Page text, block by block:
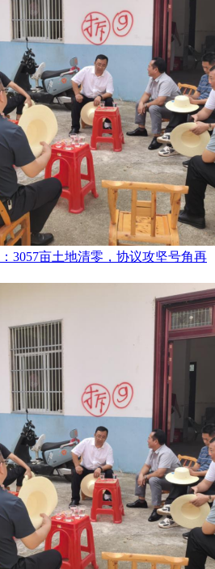
3057亩土地清零，协议攻坚号角再